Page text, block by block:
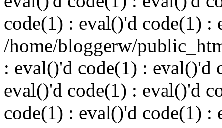
code(1) : eval()'d code(1) :
/home/bloggerw/
: eval()'d code(1) : eval()'d
eval()'d code(1) : eval()'d
code(1) : eval()'d code(1) :